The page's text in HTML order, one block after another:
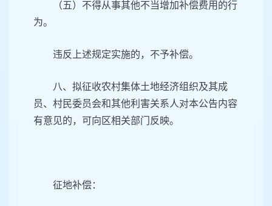
（五）不得从事其他不当增加补偿费用的行
为。
违反上述规定实施的，不予补偿。
八、拟征收农村集体土地经济组织及其成
员、村民委员会和其他利害关系人对本公告内容
有意见的，可向区相关部门反映。
征地补偿：